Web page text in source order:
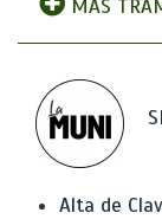
MÁS
Alta de